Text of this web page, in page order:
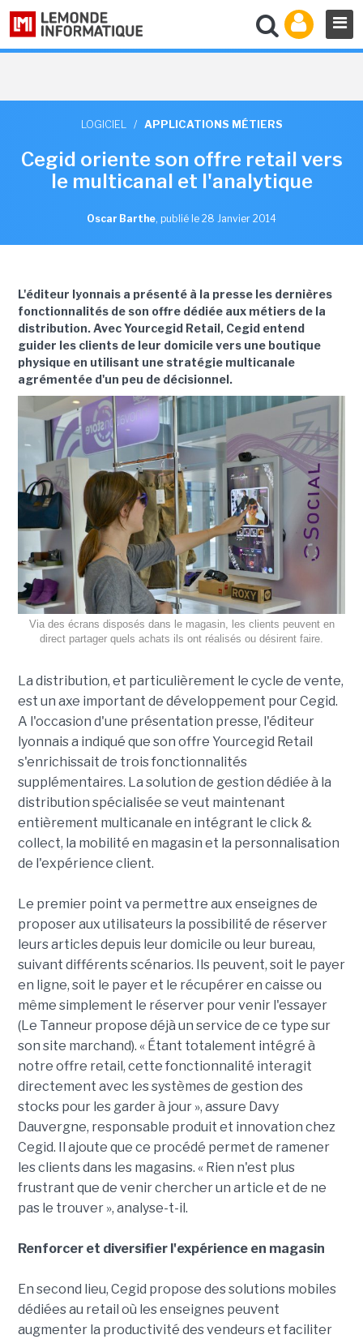
LOGICIEL / APPLICATIONS MÉTIERS
Cegid oriente son offre retail vers
le multicanal et l'analytique
Oscar Barthe, publié le 28 Janvier 2014
L'éditeur lyonnais a présenté à la presse les dernières
fonctionnalités de son offre dédiée aux métiers de la
distribution. Avec Yourcegid Retail, Cegid entend
guider les clients de leur domicile vers une boutique
physique en utilisant une stratégie multicanale
agrémentée d'un peu de décisionnel.
Via des écrans disposés dans le magasin, les clients peuvent en
direct partager quels achats ils ont réalisés ou désirent faire.
La distribution, et particulièrement le cycle de vente,
est un axe important de développement pour Cegid.
A l'occasion d'une présentation presse, l'éditeur
lyonnais a indiqué que son offre Yourcegid Retail
s'enrichissait de trois fonctionnalités
supplémentaires. La solution de gestion dédiée à la
distribution spécialisée se veut maintenant
entièrement multicanale en intégrant le click &
collect, la mobilité en magasin et la personnalisation
de l'expérience client.
Le premier point va permettre aux enseignes de
proposer aux utilisateurs la possibilité de réserver
leurs articles depuis leur domicile ou leur bureau,
suivant différents scénarios. Ils peuvent, soit le payer
en ligne, soit le payer et le récupérer en caisse ou
même simplement le réserver pour venir l'essayer
(Le Tanneur propose déjà un service de ce type sur
son site marchand). « Étant totalement intégré à
notre offre retail, cette fonctionnalité interagit
directement avec les systèmes de gestion des
stocks pour les garder à jour », assure Davy
Dauvergne, responsable produit et innovation chez
Cegid. Il ajoute que ce procédé permet de ramener
les clients dans les magasins. « Rien n'est plus
frustrant que de venir chercher un article et de ne
pas le trouver », analyse-t-il.
Renforcer et diversifier l 'expérience en magasin
En second lieu, Cegid propose des solutions mobiles
dédiées au retail où les enseignes peuvent
augmenter la productivité des vendeurs et faciliter